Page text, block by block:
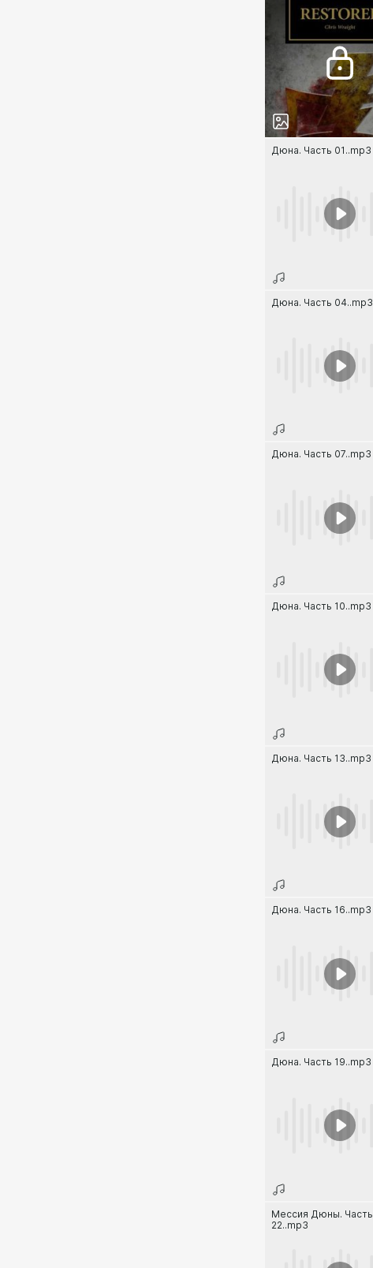
Дюна. Часть 01..mp3
Дюна. Часть 04..mp3
Дюна. Часть 07..mp3
Дюна. Часть 10..mp3
Дюна. Часть 13..mp3
Дюна. Часть 16..mp3
Дюна. Часть 19..mp3
Мессия Дюны. Часть
22..mp3